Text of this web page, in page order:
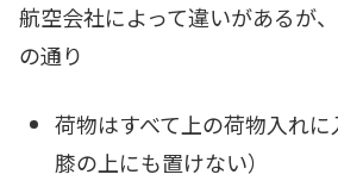
航空会社によって違いがあるが
の通り
荷物はすべて上の荷物入れ
膝の上にも置けない）